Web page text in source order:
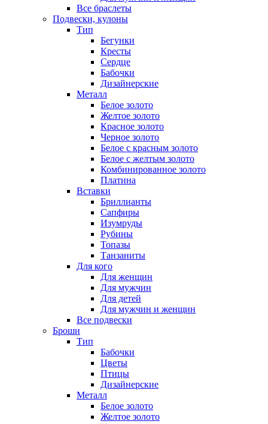
Все браслеты
Подвески, кулоны
Тип
Бегунки
Кресты
Сердце
Бабочки
Дизайнерские
Металл
Белое золото
Желтое золото
Красное золото
Черное золото
Белое с красным золото
Белое с желтым золото
Комбинированное золото
Платина
Вставки
Бриллианты
Сапфиры
Изумруды
Рубины
Топазы
Танзаниты
Для кого
Для женщин
Для мужчин
Для детей
Для мужчин и женщин
Все подвески
Броши
Тип
Бабочки
Цветы
Птицы
Дизайнерские
Металл
Белое золото
Желтое золото